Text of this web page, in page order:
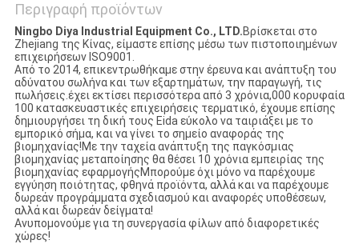
Περιγραφή προϊόντων
Ningbo Diya Industrial Equipment Co., LTD.Βρίσκεται στο
Zhejiang της Κίνας, είμαστε επίσης μέσω των πιστοποιημένων
επιχειρήσεων ISO9001.
Από το 2014, επικεντρωθήκαμε στην έρευνα και ανάπτυξη του
αδύνατου σωλήνα και των εξαρτημάτων, την παραγωγή, τις
πωλήσεις.έχει εκτίσει περισσότερα από 3 χρόνια,000 κορυφαία
100 κατασκευαστικές επιχειρήσεις τερματικό, έχουμε επίσης
δημιουργήσει τη δική τους Eida εύκολο να ταιριάξει με το
εμπορικό σήμα, και να γίνει το σημείο αναφοράς της
βιομηχανίας!Με την ταχεία ανάπτυξη της παγκόσμιας
βιομηχανίας μεταποίησης θα θέσει 10 χρόνια εμπειρίας της
βιομηχανίας εφαρμογήςΜπορούμε όχι μόνο να παρέχουμε
εγγύηση ποιότητας, φθηνά προϊόντα, αλλά και να παρέχουμε
δωρεάν προγράμματα σχεδιασμού και αναφορές υποθέσεων,
αλλά και δωρεάν δείγματα!
Ανυπομονούμε για τη συνεργασία φίλων από διαφορετικές
χώρες!